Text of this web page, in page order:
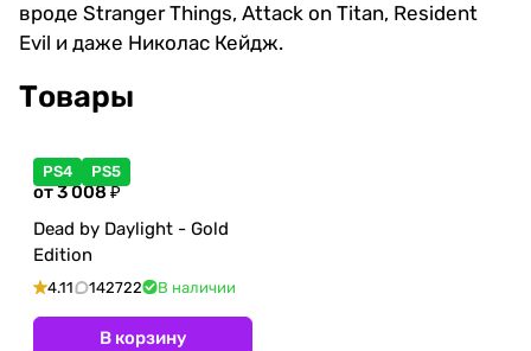
вроде Stranger Things, Attack on Titan, Resident
Evil и даже Николас Кейдж.
Товары
PS4 PS5
от 3 008 ₽
Dead by Daylight - Gold
Edition
4.11 142722 В наличии
В корзину